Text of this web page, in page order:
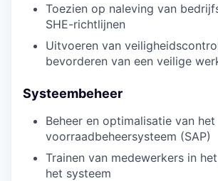
Toezien op naleving van
SHE-richtlijnen
Uitvoeren van
bevorderen van een veilige
Systeembeheer
Beheer en optimalisatie van het
voorraadbeheersysteem (SAP)
Trainen van medewerkers in
het systeem